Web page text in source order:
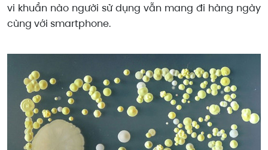
vi khuẩn nào người sử dụng vẫn mang đi hàng ngày
cùng với smartphone.